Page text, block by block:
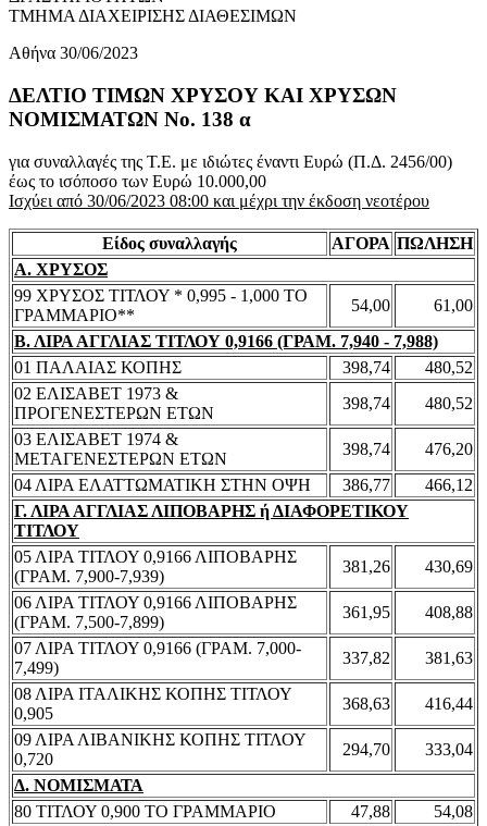
ΤΜΗΜΑ ΔΙΑΧΕΙΡΙΣΗΣ ΔΙΑΘΕΣΙΜΩΝ
Αθήνα 30/06/2023
ΔΕΛΤΙΟ ΤΙΜΩΝ ΧΡΥΣΟΥ ΚΑΙ ΧΡΥΣΩΝ
ΝΟΜΙΣΜΑΤΩΝ No. 138 α
για συναλλαγές της Τ.Ε. με ιδιώτες έναντι Ευρώ (Π.Δ. 2456/00)
έως το ισόποσο των Ευρώ 10.000,00
Ισχύει από 30/06/2023 08:00 και μέχρι την έκδοση νεοτέρου
Είδος συναλλαγής ΑΓΟΡΑ ΠΩΛΗΣΗ
Α. ΧΡΥΣΟΣ
99 ΧΡΥΣΟΣ ΤΙΤΛΟΥ * 0,995 - 1,000 ΤΟ
ΓΡΑΜΜΑΡΙΟ**
54,00
61,00
Β. ΛΙΡΑ ΑΓΓΛΙΑΣ ΤΙΤΛΟΥ 0,9166 (ΓΡΑΜ. 7,940 - 7,988)
01 ΠΑΛΑΙΑΣ ΚΟΠΗΣ
398,74
480,52
02 ΕΛΙΣΑΒΕΤ 1973 &
ΠΡΟΓΕΝΕΣΤΕΡΩΝ ΕΤΩΝ
398,74
480,52
03 ΕΛΙΣΑΒΕΤ 1974 &
ΜΕΤΑΓΕΝΕΣΤΕΡΩΝ ΕΤΩΝ
398,74
476,20
04 ΛΙΡΑ ΕΛΑΤΤΩΜΑΤΙΚΗ ΣΤΗΝ ΟΨΗ
386,77
466,12
Γ. ΛΙΡΑ ΑΓΓΛΙΑΣ ΛΙΠΟΒΑΡΗΣ ή ΔΙΑΦΟΡΕΤΙΚΟΥ
ΤΙΤΛΟΥ
05 ΛΙΡΑ ΤΙΤΛΟΥ 0,9166 ΛΙΠΟΒΑΡΗΣ
(ΓΡΑΜ. 7,900-7,939)
381,26
430,69
06 ΛΙΡΑ ΤΙΤΛΟΥ 0,9166 ΛΙΠΟΒΑΡΗΣ
(ΓΡΑΜ. 7,500-7,899)
361,95
408,88
07 ΛΙΡΑ ΤΙΤΛΟΥ 0,9166 (ΓΡΑΜ. 7,000-
7,499)
337,82
381,63
08 ΛΙΡΑ ΙΤΑΛΙΚΗΣ ΚΟΠΗΣ ΤΙΤΛΟΥ
0,905
368,63
416,44
09 ΛΙΡΑ ΛΙΒΑΝΙΚΗΣ ΚΟΠΗΣ ΤΙΤΛΟΥ
0,720
294,70
333,04
Δ. ΝΟΜΙΣΜΑΤΑ
80 ΤΙΤΛΟΥ 0,900 ΤΟ ΓΡΑΜΜΑΡΙΟ
47,88
54,08